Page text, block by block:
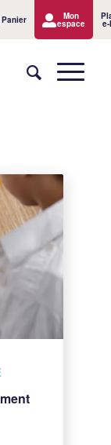
Panier Mon
espace